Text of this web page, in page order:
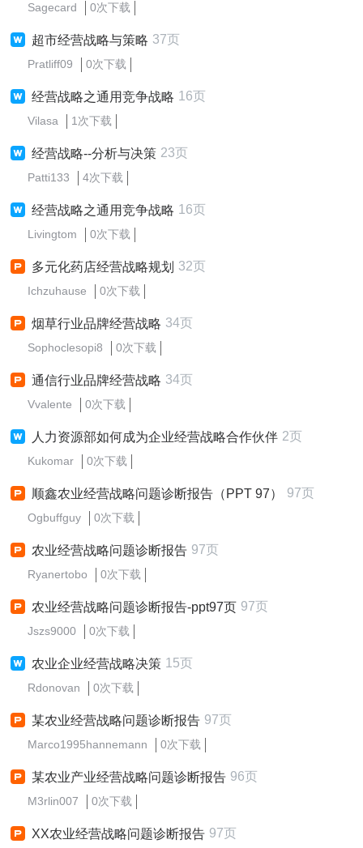
Sagecard 0次下载
超市经营战略与策略 37页
Pratliff09 0次下载
经营战略之通用竞争战略 16页
Vilasa 1次下载
经营战略--分析与决策 23页
Patti133 4次下载
经营战略之通用竞争战略 16页
Livingtom 0次下载
多元化药店经营战略规划 32页
Ichzuhause 0次下载
烟草行业品牌经营战略 34页
Sophoclesopi8 0次下载
通信行业品牌经营战略 34页
Vvalente 0次下载
人力资源部如何成为企业经营战略合作伙伴 2页
Kukomar 0次下载
顺鑫农业经营战略问题诊断报告（PPT 97） 97页
Ogbuffguy 0次下载
农业经营战略问题诊断报告 97页
Ryanertobo 0次下载
农业经营战略问题诊断报告-ppt97页 97页
Jszs9000 0次下载
农业企业经营战略决策 15页
Rdonovan 0次下载
某农业经营战略问题诊断报告 97页
Marco1995hannemann 0次下载
某农业产业经营战略问题诊断报告 96页
M3rlin007 0次下载
XX农业经营战略问题诊断报告 97页